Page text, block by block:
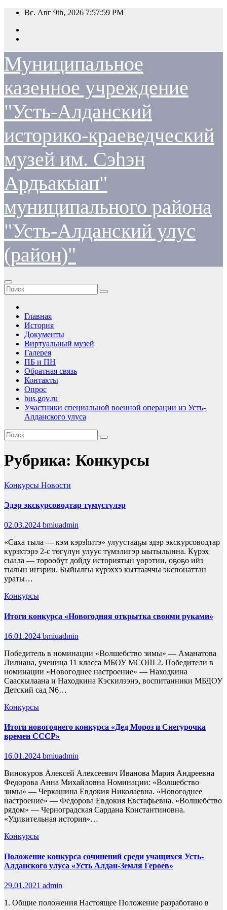
Перейти
содержимому
Вс. Авг 9th, 2026 7:57:59 PM
Муниципальное
казенное учреждение
"Усть-Алданский
историко-краеведческий
музей им. Сэһэн
Ардьакыап"
муниципального района
"Усть-Алданский улус
(район)"
Главная
История
Документы
Виртуальный музей
Галерея
ПБ и ПН
Обратная связь
Контакты
Опрос
bus.gov.ru
Участники специальной военной операции из Усть-
Алданского улуса
Рубрика: Конкурсы
Конкурсы Новости
Эдэр экскурсоводтар түмүстүлэр
02.03.2024 bmiuadmin
«Саха тыла — кэм кэрэһитэ» улуустааҕы эдэр экскурсоводтар
күрэхтэрэ 2-с төгүлүн улуус түмэлигэр ыытылынна. Күрэх
сыала — төрөөбүт дойду историятын үөрэтии, оҕоҕо ийэ
тылын иҥэрии. Быйылгы күрэххэ кыттааччы экспонаттан
ураты…
Конкурсы
Итоги конкурса «Новогодняя открытка своими руками»
16.01.2024 bmiuadmin
Победитель в номинации «Волшебство зимы» — Аманатова
Лилиана, ученица 11 класса МБОУ МСОШ 2. Победители в
номинации «Новогоднее настроение» — Находкина
Сааскылаана и Находкина Кэскилээнэ, воспитанники МБДОУ
Детский сад N6…
Конкурсы
Итоги новогоднего конкурса «Дед Мороз и Снегурочка
времен СССР»
16.01.2024 bmiuadmin
Винокуров Алексей Алексеевич Иванова Мария Андреевна
Федорова Анна Михайловна Номинации: «Волшебство
зимы» — Черкашина Евдокия Николаевна. «Новогоднее
настроение» — Федорова Евдокия Евстафьевна. «Волшебство
рядом» — Черноградская Сардана Константиновна.
«Удивительная история»…
Конкурсы
Положение конкурса сочинений среди учащихся Усть-
Алданского улуса «Усть Алдан-Земля Героев»
29.01.2021 admin
1. Общие положения Настоящее Положение разработано в